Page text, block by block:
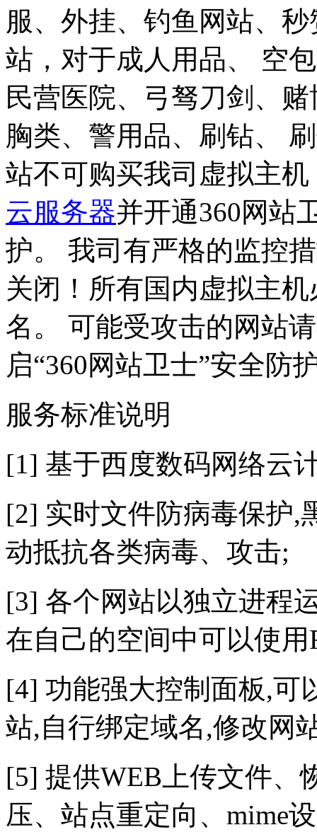
服、外挂、钓鱼网站、
站，对于成人用品、 空
民营医院、弓驽刀剑、
胸类、警用品、刷钻、
站不可购买我司虚拟主
云服务器并开通360网站
护。 我司有严格的监控
关闭！ 所有国内虚拟主
名。 可能受攻击的网站
启“360网站卫士”安全防
服务标准说明
[1] 基于西度数码网络云
[2] 实时文件防病毒保护,
动抵抗各类病毒、攻击;
[3] 各个网站以独立进程
在自己的空间中可以使
[4] 功能强大控制面板,可
站,自行绑定域名,修改网
[5] 提供WEB上传文件、
压、站点重定向、mime